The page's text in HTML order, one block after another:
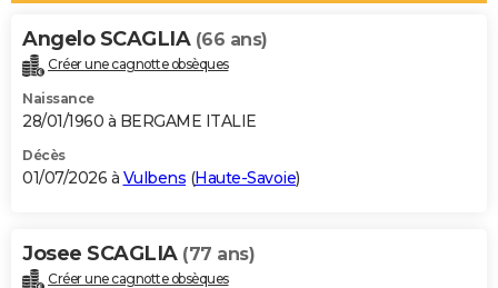
Alimentation
Guide de la santé
Maladies
Médicaments
Sommeil
VOYAGE
Destinations
City break
Voyage nature
Voyage de noces
Forum
Climat
+PHOTO
GUIDES D'ACHAT
BONS PLANS
Carte de Noël
Carte Bonne année
Carte Saint-Valentin
Carte Pâques
Carte d'anniversaire
DICTIONNAIRE
Angelo SCAGLIA (66 ans)
Créer une cagnotte obsèques
Naissance
28/01/1960 à BERGAME ITALIE
Décès
01/07/2026 à Vulbens (Haute-Savoie)
Josee SCAGLIA (77 ans)
Créer une cagnotte obsèques